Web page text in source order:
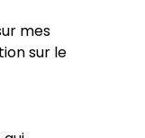
mes
sur le